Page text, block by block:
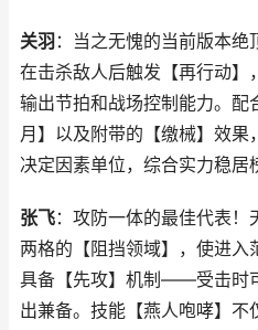
关羽 ：当之无愧的当前版本
在击杀敌人后触发【再行动】
输出节拍和战场控制能力。配
月】以及附带的【缴械】效果
决定因素单位，综合实力稳居
张飞：攻防一体的最佳代表
两格的【阻挡领域】，使进
具备【先攻】机制——受击时
出兼备。技能【燕人咆哮】